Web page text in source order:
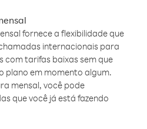
fornece a flexibilidade que
internacionais para
com tarifas baixas sem que
plano em momento algum.
mensal, você pode
que você já está fazendo